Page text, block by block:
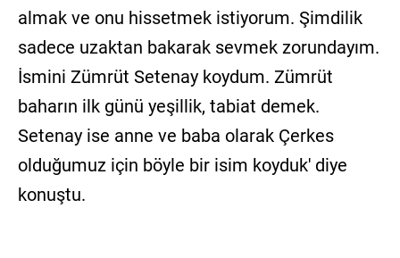
almak ve onu hissetmek istiyorum. Şimdilik
sadece uzaktan bakarak sevmek zorundayım.
İsmini Zümrüt Setenay koydum. Zümrüt
baharın ilk günü yeşillik, tabiat demek.
Setenay ise anne ve baba olarak Çerkes
olduğumuz için böyle bir isim koyduk' diye
konuştu.